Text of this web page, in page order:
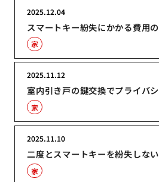
スマートキー紛失にかかる費用
2025.12.04
家
室内引き戸の鍵交換でプライバ
2025.11.12
家
二度とスマートキーを紛失しな
2025.11.10
家